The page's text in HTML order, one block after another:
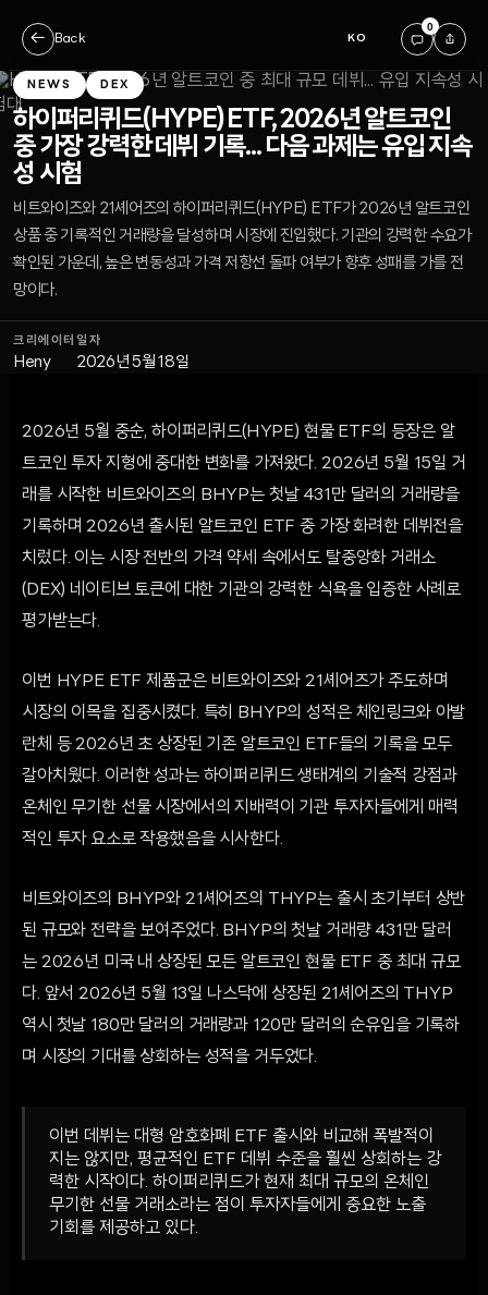
← Back KO
0
NEWS DEX
하이퍼리퀴드(HYPE) ETF, 2026년 알트코인
중 가장 강력한 데뷔 기록... 다음 과제는 유입 지속
성 시험
비트와이즈와 21셰어즈의 하이퍼리퀴드(HYPE) ETF가 2026년 알트코인
상품 중 기록적인 거래량을 달성하며 시장에 진입했다. 기관의 강력한 수요가
확인된 가운데, 높은 변동성과 가격 저항선 돌파 여부가 향후 성패를 가를 전
망이다.
크리에이터
Heny
일자
2026년 5월 18일
2026년 5월 중순, 하이퍼리퀴드(HYPE) 현물 ETF의 등장은 알
트코인 투자 지형에 중대한 변화를 가져왔다. 2026년 5월 15일 거
래를 시작한 비트와이즈의 BHYP는 첫날 431만 달러의 거래량을
기록하며 2026년 출시된 알트코인 ETF 중 가장 화려한 데뷔전을
치렀다. 이는 시장 전반의 가격 약세 속에서도 탈중앙화 거래소
(DEX) 네이티브 토큰에 대한 기관의 강력한 식욕을 입증한 사례로
평가받는다.
이번 HYPE ETF 제품군은 비트와이즈와 21셰어즈가 주도하며
시장의 이목을 집중시켰다. 특히 BHYP의 성적은 체인링크와 아발
란체 등 2026년 초 상장된 기존 알트코인 ETF들의 기록을 모두
갈아치웠다. 이러한 성과는 하이퍼리퀴드 생태계의 기술적 강점과
온체인 무기한 선물 시장에서의 지배력이 기관 투자자들에게 매력
적인 투자 요소로 작용했음을 시사한다.
비트와이즈의 BHYP와 21셰어즈의 THYP는 출시 초기부터 상반
된 규모와 전략을 보여주었다. BHYP의 첫날 거래량 431만 달러
는 2026년 미국 내 상장된 모든 알트코인 현물 ETF 중 최대 규모
다. 앞서 2026년 5월 13일 나스닥에 상장된 21셰어즈의 THYP
역시 첫날 180만 달러의 거래량과 120만 달러의 순유입을 기록하
며 시장의 기대를 상회하는 성적을 거두었다.
이번 데뷔는 대형 암호화폐 ETF 출시와 비교해 폭발적이
지는 않지만, 평균적인 ETF 데뷔 수준을 훨씬 상회하는 강
력한 시작이다. 하이퍼리퀴드가 현재 최대 규모의 온체인
무기한 선물 거래소라는 점이 투자자들에게 중요한 노출
기회를 제공하고 있다.